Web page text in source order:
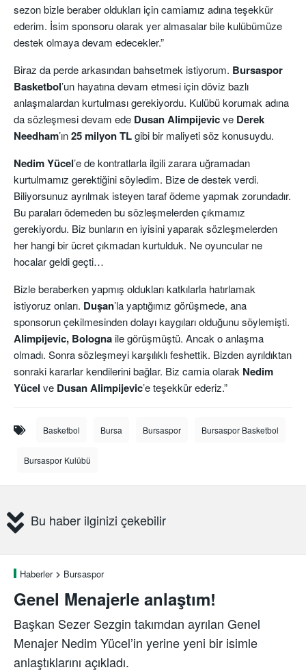
sezon bizle beraber oldukları için camiamız adına teşekkür
ederim. İsim sponsoru olarak yer almasalar bile kulübümüze
destek olmaya devam edecekler.”
Biraz da perde arkasından bahsetmek istiyorum. Bursaspor
Basketbol’un hayatına devam etmesi için döviz bazlı
anlaşmalardan kurtulması gerekiyordu. Kulübü korumak adına
da sözleşmesi devam ede Dusan Alimpijevicve Derek
Needham’ın25 milyon TLgibi bir maliyeti söz konusuydu.
Nedim Yücel’e de kontratlarla ilgili zarara uğramadan
kurtulmamız gerektiğini söyledim. Bize de destek verdi.
Biliyorsunuz ayrılmak isteyen taraf ödeme yapmak zorundadır.
Bu paraları ödemeden bu sözleşmelerden çıkmamız
gerekiyordu. Biz bunların en iyisini yaparak sözleşmelerden
her hangi bir ücret çıkmadan kurtulduk. Ne oyuncular ne
hocalar geldi geçti…
Bizle beraberken yapmış oldukları katkılarla hatırlamak
istiyoruz onları. Duşan’la yaptığımız görüşmede, ana
sponsorun çekilmesinden dolayı kaygıları olduğunu söylemişti.
Alimpijevic, Bolognaile görüşmüştü. Ancak o anlaşma
olmadı. Sonra sözleşmeyi karşılıklı feshettik. Bizden ayrıldıktan
sonraki kararlar kendilerini bağlar. Biz camia olarak Nedim
Yücel ve Dusan Alimpijevic’e teşekkür ederiz.”
Basketbol Bursa Bursaspor Bursaspor Basketbol
Bursaspor Kulübü
Bu haber ilginizi çekebilir
Haberler Bursaspor
Genel Menajerle anlaştım!
Başkan Sezer Sezgin takımdan ayrılan Genel
Menajer Nedim Yücel’in yerine yeni bir isimle
anlaştıklarını açıkladı.